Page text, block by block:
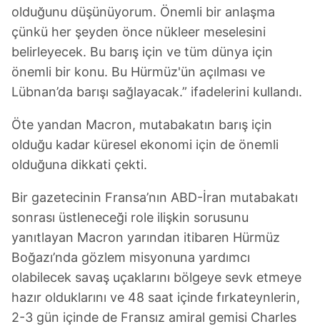
olduğunu düşünüyorum. Önemli bir anlaşma
çünkü her şeyden önce nükleer meselesini
belirleyecek. Bu barış için ve tüm dünya için
önemli bir konu. Bu Hürmüz'ün açılması ve
Lübnan’da barışı sağlayacak.” ifadelerini kullandı.
Öte yandan Macron, mutabakatın barış için
olduğu kadar küresel ekonomi için de önemli
olduğuna dikkati çekti.
Bir gazetecinin Fransa’nın ABD-İran mutabakatı
sonrası üstleneceği role ilişkin sorusunu
yanıtlayan Macron yarından itibaren Hürmüz
Boğazı’nda gözlem misyonuna yardımcı
olabilecek savaş uçaklarını bölgeye sevk etmeye
hazır olduklarını ve 48 saat içinde fırkateynlerin,
2-3 gün içinde de Fransız amiral gemisi Charles